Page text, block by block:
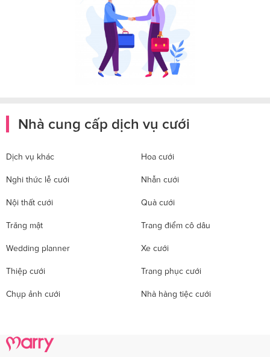
Nhà cung cấp dịch vụ cưới
Dịch vụ khác Hoa cưới
Nghi thức lễ cưới Nhẫn cưới
Nội thất cưới Quà cưới
Trăng mật Trang điểm cô dâu
Wedding planner Xe cưới
Thiệp cưới Trang phục cưới
Chụp ảnh cưới Nhà hàng tiệc cưới